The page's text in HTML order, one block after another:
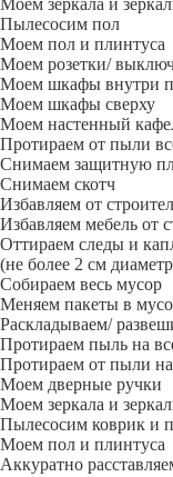
Моем зеркала и
Пылесосим пол
Моем пол и плинтуса
Моем розетки/
Моем шкафы внутри
Моем шкафы сверху
Моем настенный
Протираем от пыли
Снимаем защитную
Снимаем скотч
Избавляем от
Избавляем мебель от
Оттираем следы и
(не более 2 см
Собираем весь мусор
Меняем пакеты в
Раскладываем/
Протираем пыль на
Протираем от пыли
Моем дверные ручки
Моем зеркала и
Пылесосим коврик и
Моем пол и плинтуса
Аккуратно